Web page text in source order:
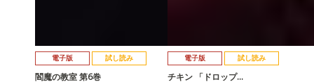
電子版 試し読み
閻魔の教室 第6巻
電子版 試し読み
チキン 「ドロップ…